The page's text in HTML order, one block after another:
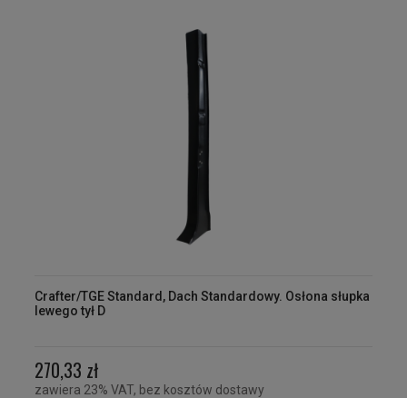
Crafter/TGE Standard, Dach Standardowy. Osłona słupka
lewego tył D
270,33 zł
zawiera 23% VAT, bez kosztów dostawy